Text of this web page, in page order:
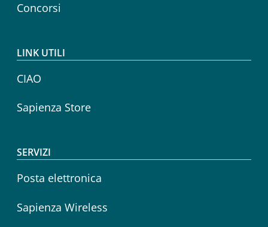
Concorsi
LINK UTILI
CIAO
Sapienza Store
SERVIZI
Posta elettronica
Sapienza Wireless